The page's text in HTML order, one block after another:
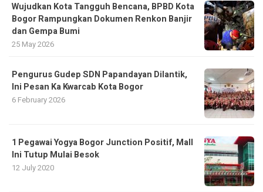
​Wujudkan Kota Tangguh Bencana, BPBD Kota
Bogor Rampungkan Dokumen Renkon Banjir
dan Gempa Bumi
25 May 2026
Pengurus Gudep SDN Papandayan Dilantik,
Ini Pesan Ka Kwarcab Kota Bogor
6 February 2026
1 Pegawai Yogya Bogor Junction Positif, Mall
Ini Tutup Mulai Besok
12 July 2020